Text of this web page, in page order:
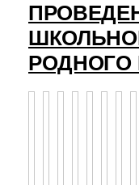
РОДНОГО